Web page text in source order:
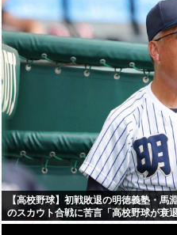
【高校野球】初戦敗退の明徳義塾・
のスカウト合戦に苦言「高校野球が衰